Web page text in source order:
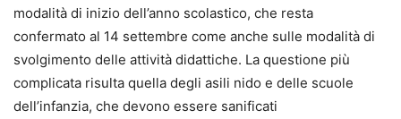
modalità di inizio dell’anno scolastico, che resta
confermato al 14 settembre come anche sulle modalità di
svolgimento delle attività didattiche. La questione più
complicata risulta quella degli asili nido e delle scuole
dell’infanzia, che devono essere sanificati